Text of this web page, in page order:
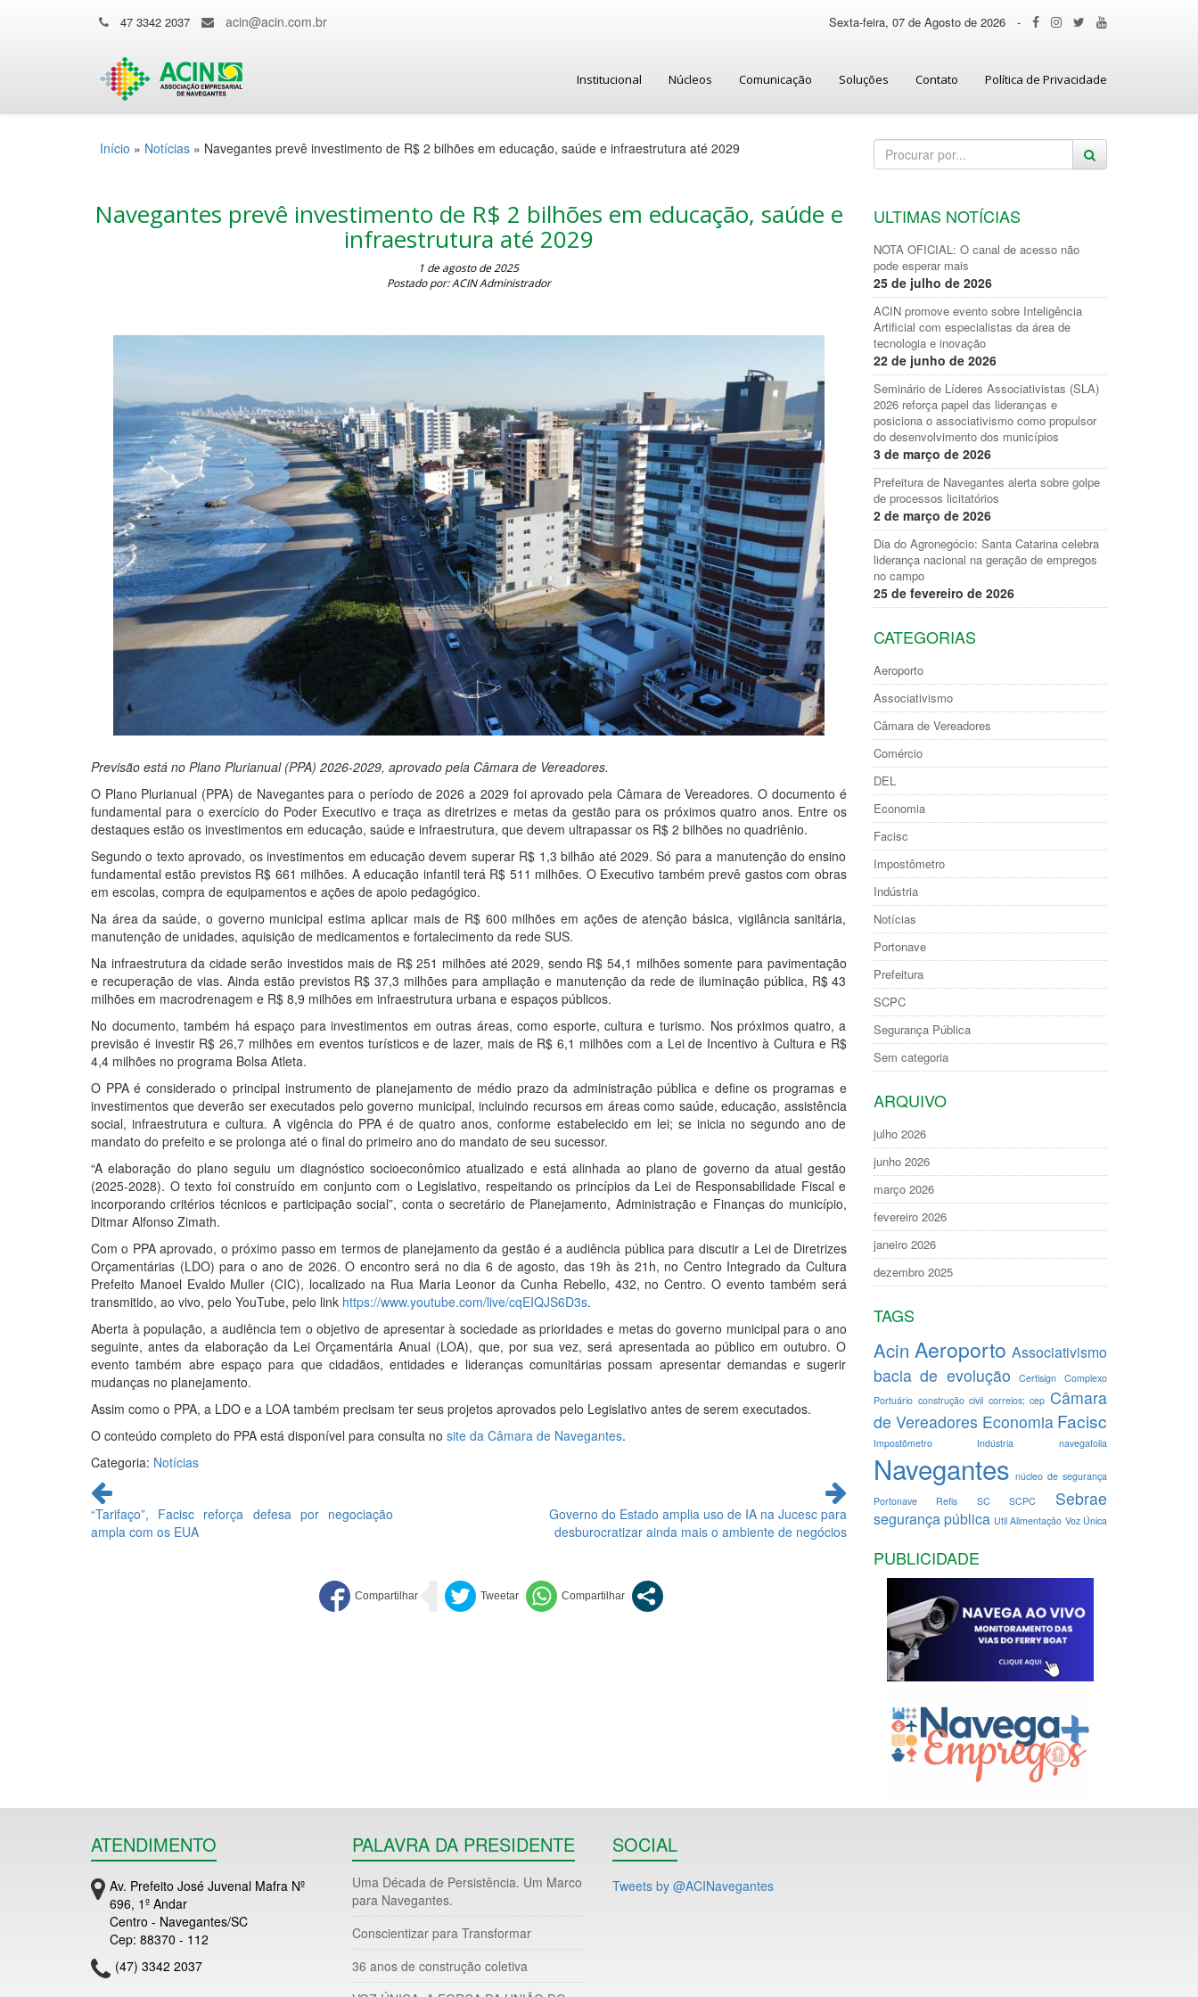
47 3342 2037 acin@acin.com.br Sexta-feira, 07 de Agosto de 2026 -
Institucional Núcleos Comunicação Soluções Contato Política de Privacidade
Início » Notícias » Navegantes prevê investimento de R$ 2 bilhões em educação, saúde e infraestrutura até 2029
Navegantes prevê investimento de R$ 2 bilhões em educação, saúde e
infraestrutura até 2029
1 de agosto de 2025
Postado por: ACIN Administrador
Previsão está no Plano Plurianual (PPA) 2026-2029, aprovado pela Câmara de Vereadores.
O Plano Plurianual (PPA) de Navegantes para o período de 2026 a 2029 foi aprovado pela Câmara de Vereadores. O documento é
fundamental para o exercício do Poder Executivo e traça as diretrizes e metas da gestão para os próximos quatro anos. Entre os
destaques estão os investimentos em educação, saúde e infraestrutura, que devem ultrapassar os R$ 2 bilhões no quadriênio.
Segundo o texto aprovado, os investimentos em educação devem superar R$ 1,3 bilhão até 2029. Só para a manutenção do ensino
fundamental estão previstos R$ 661 milhões. A educação infantil terá R$ 511 milhões. O Executivo também prevê gastos com obras
em escolas, compra de equipamentos e ações de apoio pedagógico.
Na área da saúde, o governo municipal estima aplicar mais de R$ 600 milhões em ações de atenção básica, vigilância sanitária,
manutenção de unidades, aquisição de medicamentos e fortalecimento da rede SUS.
Na infraestrutura da cidade serão investidos mais de R$ 251 milhões até 2029, sendo R$ 54,1 milhões somente para pavimentação
e recuperação de vias. Ainda estão previstos R$ 37,3 milhões para ampliação e manutenção da rede de iluminação pública, R$ 43
milhões em macrodrenagem e R$ 8,9 milhões em infraestrutura urbana e espaços públicos.
No documento, também há espaço para investimentos em outras áreas, como esporte, cultura e turismo. Nos próximos quatro, a
previsão é investir R$ 26,7 milhões em eventos turísticos e de lazer, mais de R$ 6,1 milhões com a Lei de Incentivo à Cultura e R$
4,4 milhões no programa Bolsa Atleta.
O PPA é considerado o principal instrumento de planejamento de médio prazo da administração pública e define os programas e
investimentos que deverão ser executados pelo governo municipal, incluindo recursos em áreas como saúde, educação, assistência
social, infraestrutura e cultura. A vigência do PPA é de quatro anos, conforme estabelecido em lei; se inicia no segundo ano de
mandato do prefeito e se prolonga até o final do primeiro ano do mandato de seu sucessor.
“A elaboração do plano seguiu um diagnóstico socioeconômico atualizado e está alinhada ao plano de governo da atual gestão
(2025-2028). O texto foi construído em conjunto com o Legislativo, respeitando os princípios da Lei de Responsabilidade Fiscal e
incorporando critérios técnicos e participação social”, conta o secretário de Planejamento, Administração e Finanças do município,
Ditmar Alfonso Zimath.
Com o PPA aprovado, o próximo passo em termos de planejamento da gestão é a audiência pública para discutir a Lei de Diretrizes
Orçamentárias (LDO) para o ano de 2026. O encontro será no dia 6 de agosto, das 19h às 21h, no Centro Integrado da Cultura
Prefeito Manoel Evaldo Muller (CIC), localizado na Rua Maria Leonor da Cunha Rebello, 432, no Centro. O evento também será
transmitido, ao vivo, pelo YouTube, pelo link https://www.youtube.com/live/cqEIQJS6D3s.
Aberta à população, a audiência tem o objetivo de apresentar à sociedade as prioridades e metas do governo municipal para o ano
seguinte, antes da elaboração da Lei Orçamentária Anual (LOA), que, por sua vez, será apresentada ao público em outubro. O
evento também abre espaço para que cidadãos, entidades e lideranças comunitárias possam apresentar demandas e sugerir
mudanças no planejamento.
Assim como o PPA, a LDO e a LOA também precisam ter seus projetos aprovados pelo Legislativo antes de serem executados.
O conteúdo completo do PPA está disponível para consulta no site da Câmara de Navegantes.
Categoria: Notícias
Continue
lendo
“Tarifaço”, Facisc reforça defesa por negociação
ampla com os EUA
Governo do Estado amplia uso de IA na Jucesc para
desburocratizar ainda mais o ambiente de negócios
ULTIMAS NOTÍCIAS
NOTA OFICIAL: O canal de acesso não
pode esperar mais
25 de julho de 2026
ACIN promove evento sobre Inteligência
Artificial com especialistas da área de
tecnologia e inovação
22 de junho de 2026
Seminário de Líderes Associativistas (SLA)
2026 reforça papel das lideranças e
posiciona o associativismo como propulsor
do desenvolvimento dos municípios
3 de março de 2026
Prefeitura de Navegantes alerta sobre golpe
de processos licitatórios
2 de março de 2026
Dia do Agronegócio: Santa Catarina celebra
liderança nacional na geração de empregos
no campo
25 de fevereiro de 2026
CATEGORIAS
Aeroporto
Associativismo
Câmara de Vereadores
Comércio
DEL
Economia
Facisc
Impostômetro
Indústria
Notícias
Portonave
Prefeitura
SCPC
Segurança Pública
Sem categoria
ARQUIVO
julho 2026
junho 2026
março 2026
fevereiro 2026
janeiro 2026
dezembro 2025
TAGS
Acin Aeroporto Associativismo
bacia de evolução Certisign Complexo
Portuário construção civil correios; cep Câmara
de Vereadores Economia Facisc
Impostômetro Indústria navegafolia
Navegantes núcleo de segurança
Portonave
Refis SC SCPC Sebrae
segurança pública Util Alimentação Voz Única
PUBLICIDADE
ATENDIMENTO
Av. Prefeito José Juvenal Mafra Nº
696, 1º Andar
Centro - Navegantes/SC
Cep: 88370 - 112
(47) 3342 2037
PALAVRA DA PRESIDENTE
Uma Década de Persistência. Um Marco
para Navegantes.
Conscientizar para Transformar
36 anos de construção coletiva
SOCIAL
Tweets by @ACINavegantes